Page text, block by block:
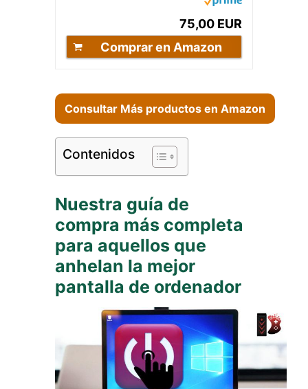
75,00 EUR
Comprar en Amazon
Consultar Más productos en Amazon
Contenidos
Nuestra guía de
compra más completa
para aquellos que
anhelan la mejor
pantalla de ordenador